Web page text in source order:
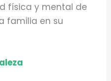
física y mental de
familia en su